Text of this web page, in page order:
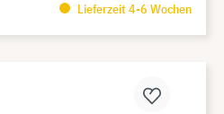
Lieferzeit 4-6 Wochen